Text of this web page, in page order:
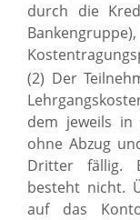
durch die
(2) Der
dem jeweils in
ohne Abzug
Dritter fällig.
besteht nicht.
auf das